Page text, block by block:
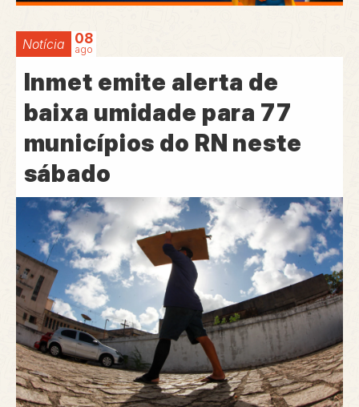
Notícia 08
ago
Inmet emite alerta de
baixa umidade para 77
municípios do RN neste
sábado